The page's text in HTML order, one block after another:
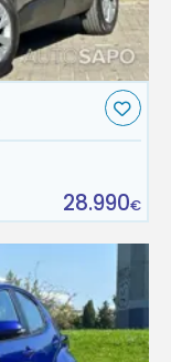
28.990€